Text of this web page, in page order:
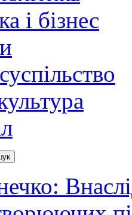
і бізнес